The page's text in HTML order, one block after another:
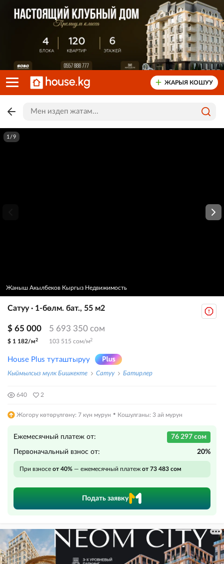
ЖАРЫЯ КОШУУ
1/9
Жаныш Акылбеков Кыргыз Недвижимость
Сатуу · 1-бөлм. бат., 55 м2
$ 65 000 5 693 350 сом
$ 1 182/м2 103 515 сом/м2
House Plus туташтыруу
Кыймылсыз мүлк Бишкекте Сатуу Батирлер
640 2
Жогору көтөрүлгөнү: 7 күн мурун · Кошулганы: 3 ай мурун
Ежемесячный платеж от: 76 297 сом
Первоначальный взнос от: 20%
При взносе от 40% — ежемесячный платеж от 73 483 сом
Подать заявку